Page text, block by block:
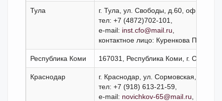
Тула
г. Тула, ул. Свободы, д.60, оф. 23,
тел: +7 (4872)702-101,
e-mail: inst.cfo@mail.ru
контактное лицо: Куренкова
Республика Коми 167031,
Краснодар
г. Краснодар, ул. Сормовская, д. 204/
тел: +7 (918) 613-21-59,
e-mail: novichkov-65@mail.ru